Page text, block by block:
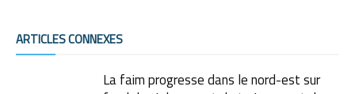
ARTICLES CONNEXES
La faim progresse dans le nord-est sur